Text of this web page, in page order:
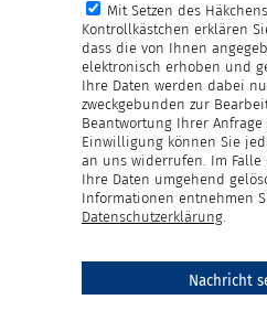
Mit Setzen des
Kontrollkästchen erklären
dass die von Ihnen
elektronisch erhoben und
Ihre Daten werden dabei
zweckgebunden zur
Beantwortung Ihrer Anfrage
Einwilligung können Sie
an uns widerrufen. Im Falle
Ihre Daten umgehend
Informationen entnehmen
Datenschutzerklärung